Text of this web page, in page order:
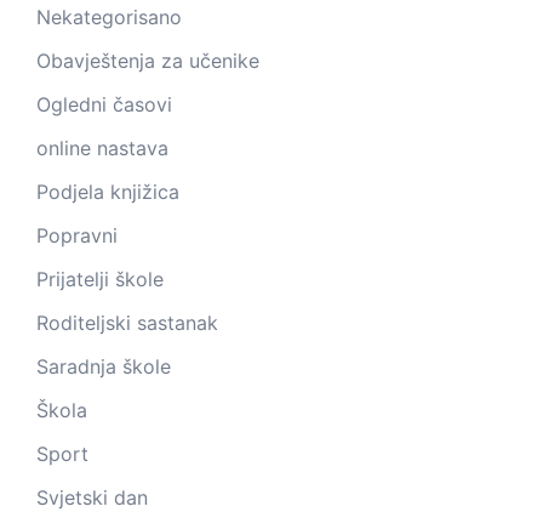
Nekategorisano
Obavještenja za učenike
Ogledni časovi
online nastava
Podjela knjižica
Popravni
Prijatelji škole
Roditeljski sastanak
Saradnja škole
Škola
Sport
Svjetski dan